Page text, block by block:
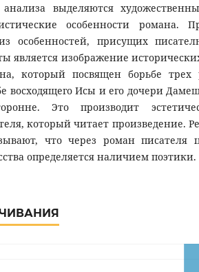
анализа выделяются
особенности романа.
особенностей, присущих
является изображение
который посвящен борьбе трех
восходящего Исы и его дочери
Это производит
который читает произведение.
что через роман писателя
определяется наличием поэтики.